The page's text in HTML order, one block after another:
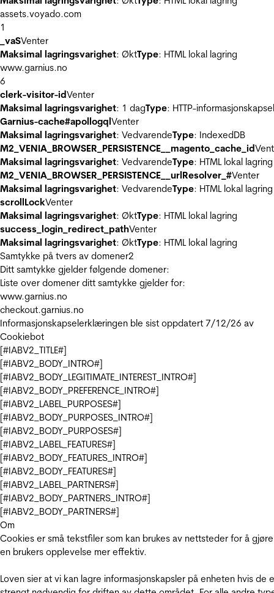
assets.voyado.com
1
_vaSVenter
Maksimal lagringsvarighet: ØktType: HTML lokal lagring
www.garnius.no
6
clerk-visitor-idVenter
Maksimal lagringsvarighet: 1 dagType: HTTP-informasjonskapsel
Garnius-cache#apollogqlVenter
Maksimal lagringsvarighet: VedvarendeType: IndexedDB
M2_VENIA_BROWSER_PERSISTENCE__magento_cache_id
Maksimal lagringsvarighet: VedvarendeType: HTML lokal lagring
M2_VENIA_BROWSER_PERSISTENCE__urlResolver_#Venter
Maksimal lagringsvarighet: VedvarendeType: HTML lokal lagring
scrollLockVenter
Maksimal lagringsvarighet: ØktType: HTML lokal lagring
success_login_redirect_pathVenter
Maksimal lagringsvarighet: ØktType: HTML lokal lagring
Samtykke på tvers av domener2
Ditt samtykke gjelder følgende domener:
Liste over domener ditt samtykke gjelder for:
www.garnius.no
checkout.garnius.no
Informasjonskapselerklæringen ble sist oppdatert 7/12/26 av
Cookiebot
[#IABV2_TITLE#]
[#IABV2_BODY_INTRO#]
[#IABV2_BODY_LEGITIMATE_INTEREST_INTRO#]
[#IABV2_BODY_PREFERENCE_INTRO#]
[#IABV2_LABEL_PURPOSES#]
[#IABV2_BODY_PURPOSES_INTRO#]
[#IABV2_BODY_PURPOSES#]
[#IABV2_LABEL_FEATURES#]
[#IABV2_BODY_FEATURES_INTRO#]
[#IABV2_BODY_FEATURES#]
[#IABV2_LABEL_PARTNERS#]
[#IABV2_BODY_PARTNERS_INTRO#]
[#IABV2_BODY_PARTNERS#]
Om
Cookies er små tekstfiler som kan brukes av nettsteder for å gjøre
en brukers opplevelse mer effektiv.
Loven sier at vi kan lagre informasjonskapsler på enheten hvis de